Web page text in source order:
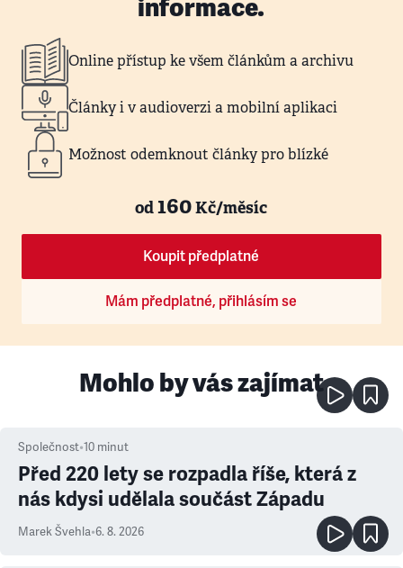
informace.
Online přístup ke všem článkům a archivu
Články i v audioverzi a mobilní aplikaci
Možnost odemknout články pro blízké
od160Kč/měsíc
Koupit předplatné
Mám předplatné, přihlásím se
Mohlo by vás zajímat
Společnost•10 minut
Před 220 lety se rozpadla říše, která z
nás kdysi udělala součást Západu
Marek Švehla•6. 8. 2026